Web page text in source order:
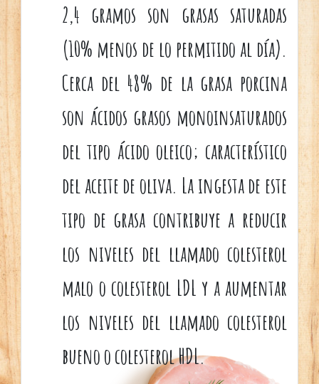
2,4 gramos son grasas saturadas
(10% menos de lo permitido al día).
Cerca del 48% de la grasa porcina
son ácidos grasos monoinsaturados
del tipo ácido oleico; característico
del aceite de oliva. La ingesta de este
tipo de grasa contribuye a reducir
los niveles del llamado colesterol
malo o colesterol LDL y a aumentar
los niveles del llamado colesterol
bueno o colesterol HDL.